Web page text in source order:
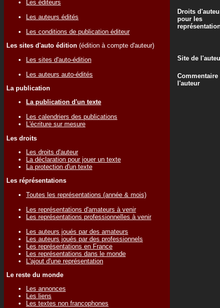
Les éditeurs
Les auteurs édités
Les conditions de publication éditeur
Les sites d'auto édition (édition à compte d'auteur)
Les sites d'auto-édition
Les auteurs auto-édités
La publication
La publication d'un texte
Les calendriers des publications
L'écriture sur mesure
Les droits
Les droits d'auteur
La déclaration pour jouer un texte
La protection d'un texte
Les réprésentations
Toutes les représentations (année & mois)
Les représentations d'amateurs à venir
Les représentations professionnelles à venir
Les auteurs joués par des amateurs
Les auteurs joués par des professionnels
Les représentations en France
Les représentations dans le monde
L'ajout d'une représentation
Le reste du monde
Les annonces
Les liens
Les textes non francophones
Droits
pour les
Site de
Commentaire
l'auteur